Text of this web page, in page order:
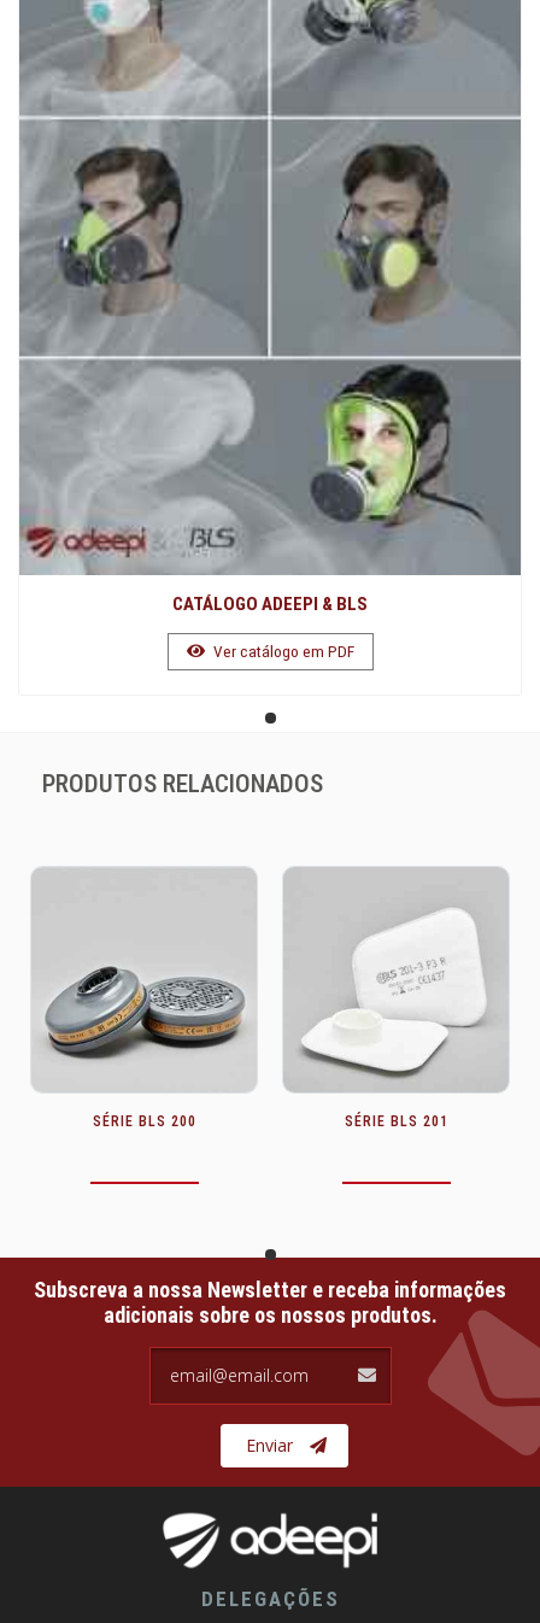
CATÁLOGO ADEEPI & BLS
Ver catálogo em PDF
PRODUTOS RELACIONADOS
SÉRIE BLS 200 SÉRIE BLS 201
Subscreva a nossa Newsletter e receba informações
adicionais sobre os nossos produtos.
Enviar
DELEGAÇÕES